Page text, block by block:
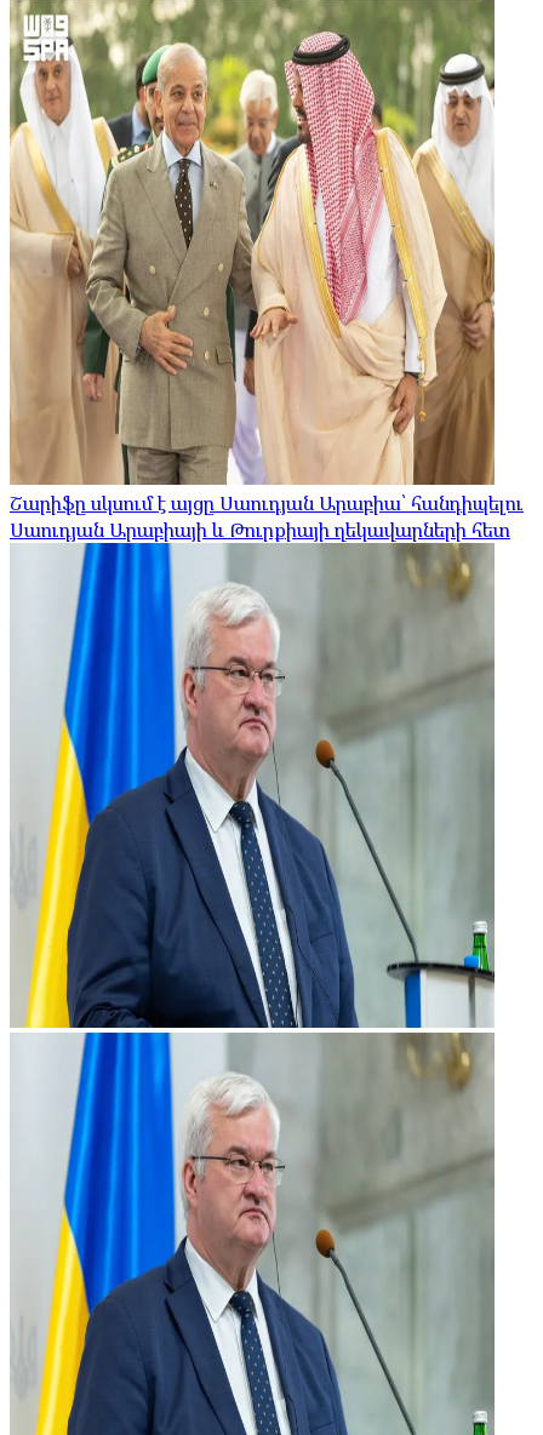
Շարիֆը սկսում է այցը Սաուդյան Արաբիա՝ հանդիպելու
Սաուդյան Արաբիայի և Թուրքիայի ղեկավարների հետ